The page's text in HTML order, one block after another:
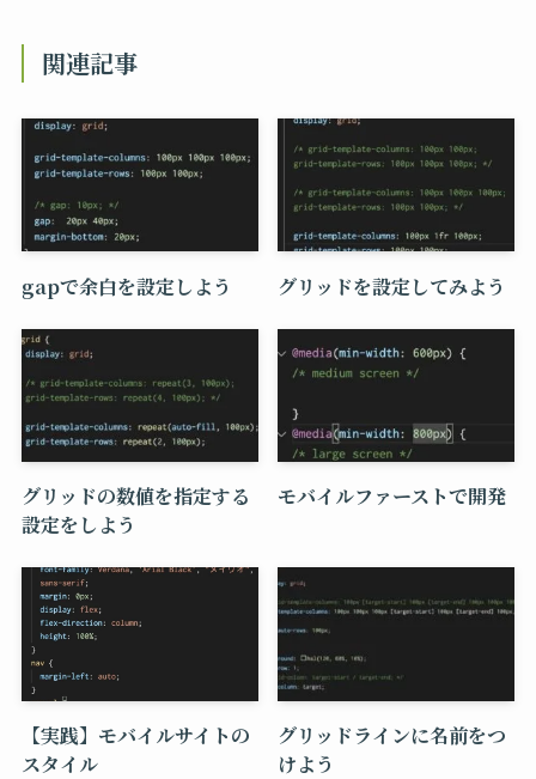
関連記事
gapで余白を設定しよう グリッドを設定してみよう
グリッドの数値を指定する
設定をしよう
モバイルファーストで開発
【実践】モバイルサイトの
スタイル
グリッドラインに名前をつ
けよう